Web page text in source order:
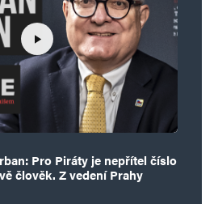
to není ani zajímavé. Ale
svou, to vidíme na každém
která je ta pravá, tak
nechali a …..
Odpovědět
Pro Piráty je nepřítel číslo
člověk. Z vedení Prahy